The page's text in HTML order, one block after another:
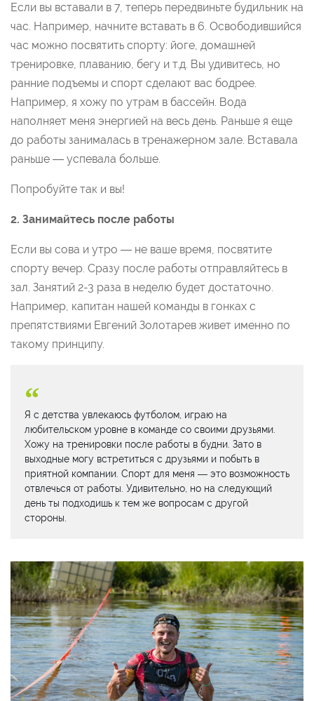
Если вы вставали в 7, теперь передвиньте будильник на
час. Например, начните вставать в 6. Освободившийся
час можно посвятить спорту: йоге, домашней
тренировке, плаванию, бегу и т.д. Вы удивитесь, но
ранние подъемы и спорт сделают вас бодрее.
Например, я хожу по утрам в бассейн. Вода
наполняет меня энергией на весь день. Раньше я еще
до работы занималась в тренажерном зале. Вставала
раньше — успевала больше.
Попробуйте так и вы!
2. Занимайтесь после работы
Если вы сова и утро — не ваше время, посвятите
спорту вечер. Сразу после работы отправляйтесь в
зал. Занятий 2-3 раза в неделю будет достаточно.
Например, капитан нашей команды в гонках с
препятствиями Евгений Золотарев живет именно по
такому принципу.
Я с детства увлекаюсь футболом, играю на
любительском уровне в команде со своими друзьями.
Хожу на тренировки после работы в будни. Зато в
выходные могу встретиться с друзьями и побыть в
приятной компании. Спорт для меня — это возможность
отвлечься от работы. Удивительно, но на следующий
день ты подходишь к тем же вопросам с другой
стороны.